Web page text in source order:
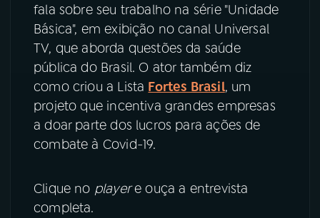
fala sobre seu trabalho na série "Unidade
Básica", em exibição no canal Universal
TV, que aborda questões da saúde
pública do Brasil. O ator também diz
como criou a Lista Fortes Brasil, um
projeto que incentiva grandes empresas
a doar parte dos lucros para ações de
combate à Covid-19.
Clique no playere ouça a entrevista
completa.